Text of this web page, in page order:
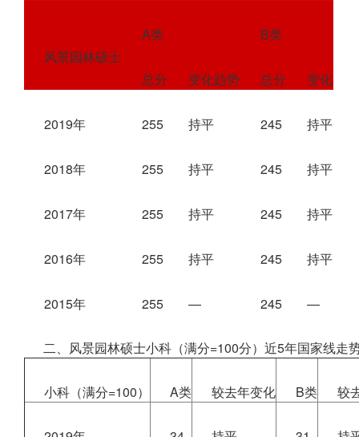
风景园林硕士
A类 B类
总分 变化趋势 总分 变化
2019年 255 持平 245 持平
2018年 255 持平 245 持平
2017年 255 持平 245 持平
2016年 255 持平 245 持平
2015年 255 — 245 —
二、风景园林硕士小科（满分=100分）近5年国家线走
小科（满分=100） A类 较去年变化 B类 较